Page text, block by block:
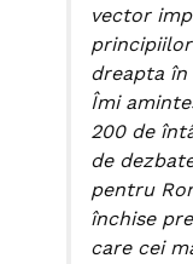
vector
dreapta în
Îmi
200 de
de
pentru
închise
care cei